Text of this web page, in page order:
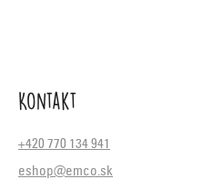
Kontakt
+420 770 134 941
eshop@emco.sk